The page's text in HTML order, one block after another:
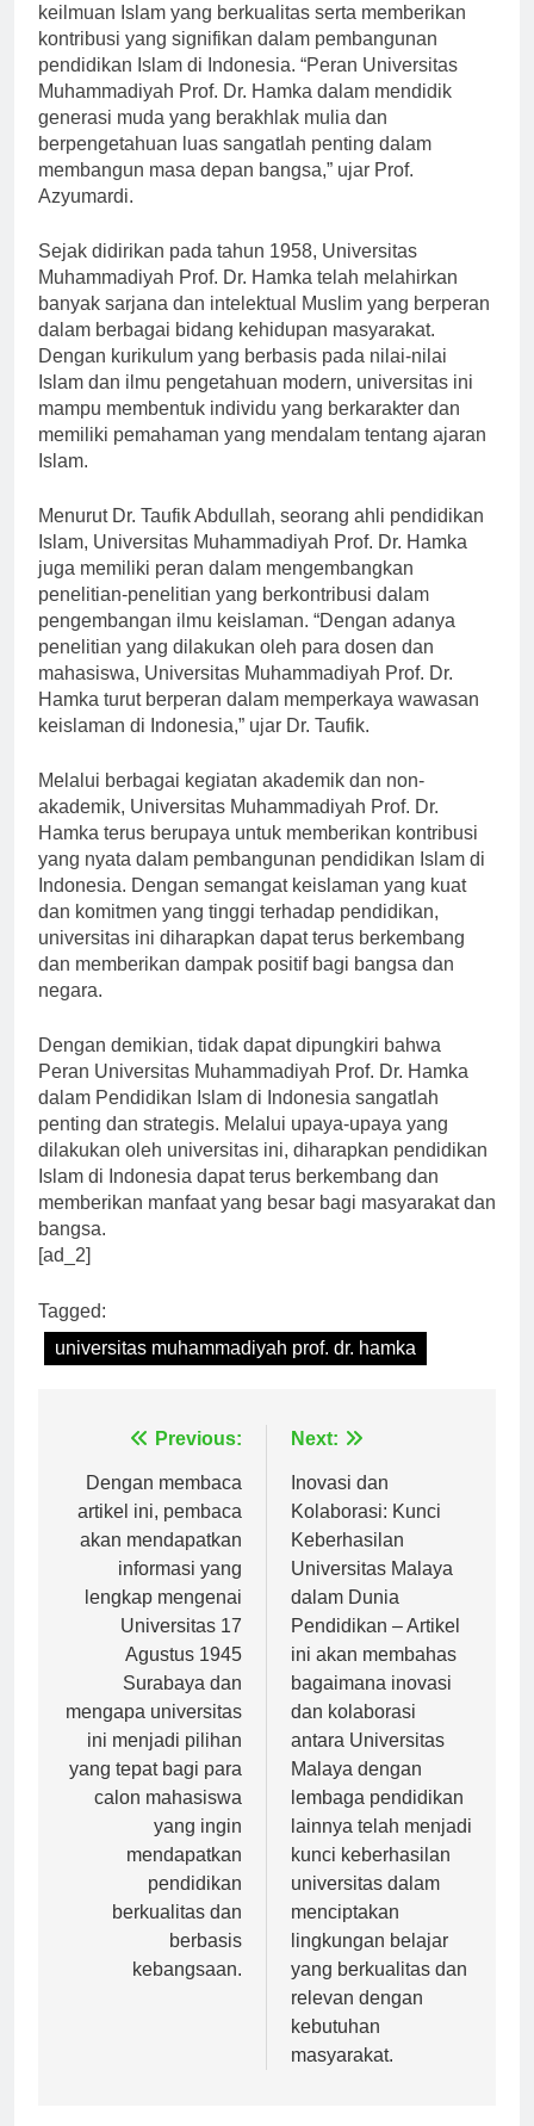
keilmuan Islam yang berkualitas serta memberikan
kontribusi yang signifikan dalam pembangunan
pendidikan Islam di Indonesia. “Peran Universitas
Muhammadiyah Prof. Dr. Hamka dalam mendidik
generasi muda yang berakhlak mulia dan
berpengetahuan luas sangatlah penting dalam
membangun masa depan bangsa,” ujar Prof.
Azyumardi.
Sejak didirikan pada tahun 1958, Universitas
Muhammadiyah Prof. Dr. Hamka telah melahirkan
banyak sarjana dan intelektual Muslim yang berperan
dalam berbagai bidang kehidupan masyarakat.
Dengan kurikulum yang berbasis pada nilai-nilai
Islam dan ilmu pengetahuan modern, universitas ini
mampu membentuk individu yang berkarakter dan
memiliki pemahaman yang mendalam tentang ajaran
Islam.
Menurut Dr. Taufik Abdullah, seorang ahli pendidikan
Islam, Universitas Muhammadiyah Prof. Dr. Hamka
juga memiliki peran dalam mengembangkan
penelitian-penelitian yang berkontribusi dalam
pengembangan ilmu keislaman. “Dengan adanya
penelitian yang dilakukan oleh para dosen dan
mahasiswa, Universitas Muhammadiyah Prof. Dr.
Hamka turut berperan dalam memperkaya wawasan
keislaman di Indonesia,” ujar Dr. Taufik.
Melalui berbagai kegiatan akademik dan non-
akademik, Universitas Muhammadiyah Prof. Dr.
Hamka terus berupaya untuk memberikan kontribusi
yang nyata dalam pembangunan pendidikan Islam di
Indonesia. Dengan semangat keislaman yang kuat
dan komitmen yang tinggi terhadap pendidikan,
universitas ini diharapkan dapat terus berkembang
dan memberikan dampak positif bagi bangsa dan
negara.
Dengan demikian, tidak dapat dipungkiri bahwa
Peran Universitas Muhammadiyah Prof. Dr. Hamka
dalam Pendidikan Islam di Indonesia sangatlah
penting dan strategis. Melalui upaya-upaya yang
dilakukan oleh universitas ini, diharapkan pendidikan
Islam di Indonesia dapat terus berkembang dan
memberikan manfaat yang besar bagi masyarakat dan
bangsa.
[ad_2]
Tagged:
universitas muhammadiyah prof. dr. hamka
Navigasi
pos
Previous:
Dengan membaca
artikel ini, pembaca
akan mendapatkan
informasi yang
lengkap mengenai
Universitas 17
Agustus 1945
Surabaya dan
mengapa universitas
ini menjadi pilihan
yang tepat bagi para
calon mahasiswa
yang ingin
mendapatkan
pendidikan
berkualitas dan
berbasis
kebangsaan.
Next:
Inovasi dan
Kolaborasi: Kunci
Keberhasilan
Universitas Malaya
dalam Dunia
Pendidikan – Artikel
ini akan membahas
bagaimana inovasi
dan kolaborasi
antara Universitas
Malaya dengan
lembaga pendidikan
lainnya telah menjadi
kunci keberhasilan
universitas dalam
menciptakan
lingkungan belajar
yang berkualitas dan
relevan dengan
kebutuhan
masyarakat.